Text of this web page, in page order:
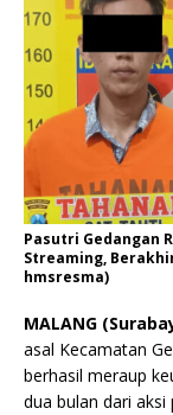
Pasutri Gedangan
Streaming,
hmsresma)
MALANG
asal Kecamatan
berhasil meraup
dua bulan dari